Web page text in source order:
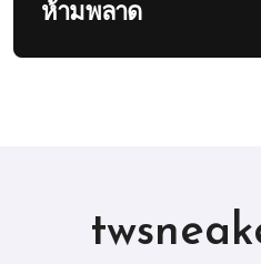
ห้ามพลาด